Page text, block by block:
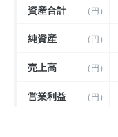
資産合計 （円）
純資産 （円）
売上高 （円）
営業利益 （円）